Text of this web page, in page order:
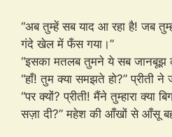
“अब तुम्हें सब याद आ रहा है! जब
गंदे खेल में फँस गया।”
“इसका मतलब तुमने ये सब जानबूझ
“हाँ! तुम क्या समझते हो?” प्रीती ने
“पर क्यों? प्रीती! मैंने तुम्हारा क्या
सज़ा दी?” महेश की आँखों से आँसू